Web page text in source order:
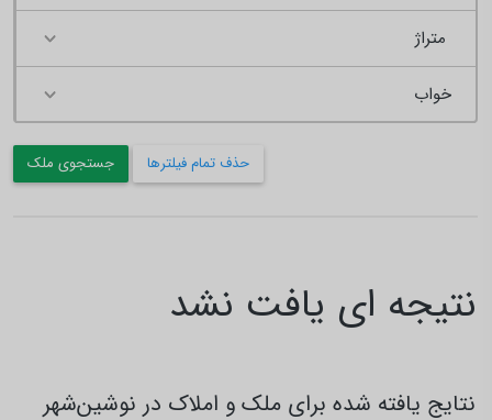
متراژ
جستجوی ملک حذف تمام فیلترها
نتیجه ای یافت نشد
نتایج یافته شده برای ملک و املاک در نوشین‌شهر